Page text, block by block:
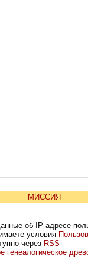
МИССИЯ
об IP-адресе
условия
через RSS
генеалогическое